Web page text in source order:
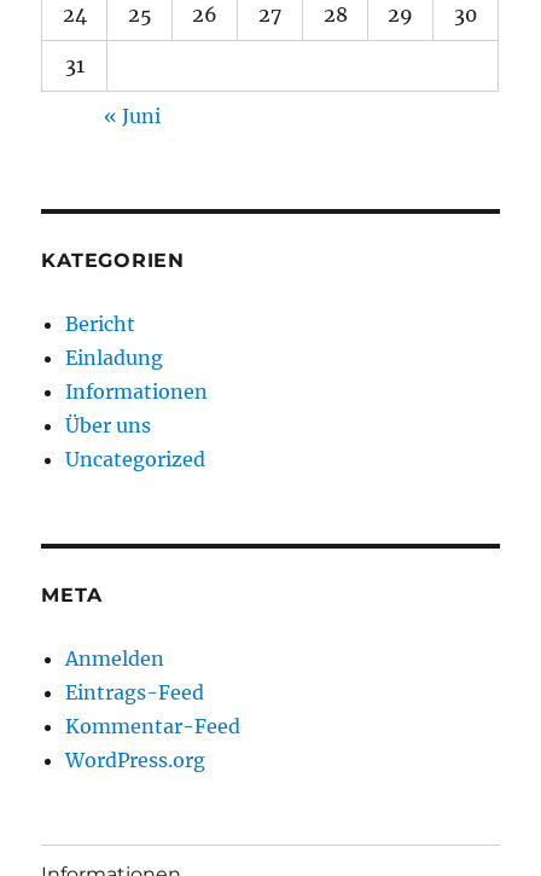
24 25 26 27 28 29 30
31
« Juni
KATEGORIEN
Bericht
Einladung
Informationen
Über uns
Uncategorized
META
Anmelden
Eintrags-Feed
Kommentar-Feed
WordPress.org